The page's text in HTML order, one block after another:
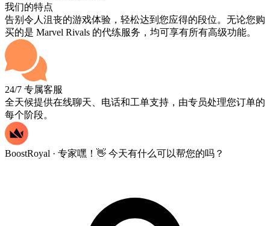
我们的特点
告别令人沮丧的游戏体验，轻松达到您应得的段位。无论您购
买的是 Marvel Rivals 的代练服务，均可享有所有高级功能。
24/7 专属客服
全天候提供在线聊天、电话和工单支持，由专员处理您订单的
每个阶段。
BoostRoyal · 专家嘿！👋 今天有什么可以帮您的吗？